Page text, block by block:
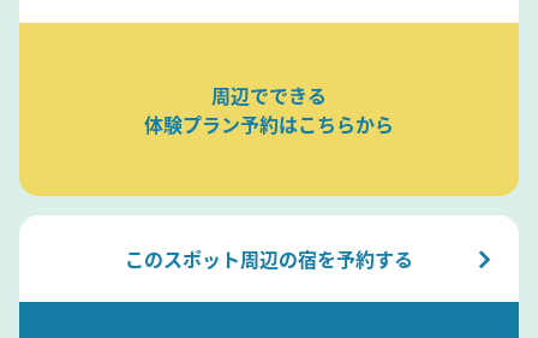
周辺でできる
体験プラン予約はこちらから
このスポット周辺の宿を予約する